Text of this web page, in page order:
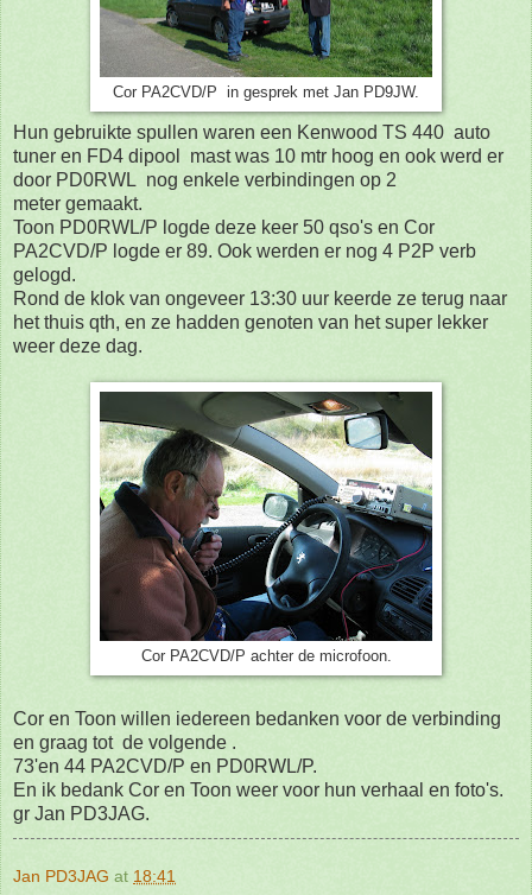
Cor PA2CVD/P in gesprek met Jan PD9JW.
Hun gebruikte spullen waren een Kenwood TS 440 auto
tuner en FD4 dipool mast was 10 mtr hoog en ook werd er
door PD0RWL nog enkele verbindingen op 2
meter gemaakt.
Toon PD0RWL/P logde deze keer 50 qso's en Cor
PA2CVD/P logde er 89. Ook werden er nog 4 P2P verb
gelogd.
Rond de klok van ongeveer 13:30 uur keerde ze terug naar
het thuis qth, en ze hadden genoten van het super lekker
weer deze dag.
Cor PA2CVD/P achter de microfoon.
Cor en Toon willen iedereen bedanken voor de verbinding
en graag tot de volgende .
73'en 44 PA2CVD/P en PD0RWL/P.
En ik bedank Cor en Toon weer voor hun verhaal en foto's.
gr Jan PD3JAG.
Jan PD3JAG at 18:41